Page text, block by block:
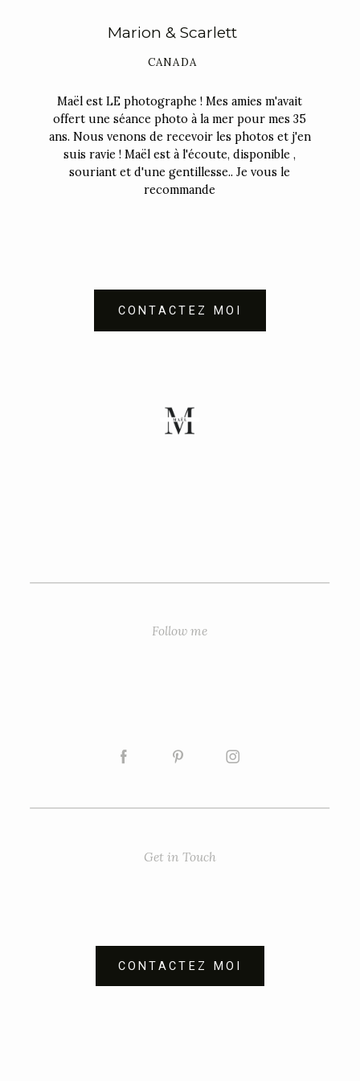
Marion & Scarlett
CANADA
Maël est LE photographe ! Mes amies m'avait
offert une séance photo à la mer pour mes 35
ans. Nous venons de recevoir les photos et j'en
suis ravie ! Maël est à l'écoute, disponible ,
souriant et d'une gentillesse.. Je vous le
recommande
CONTACTEZ MOI
Get in Touch
Follow me
CONTACTEZ MOI